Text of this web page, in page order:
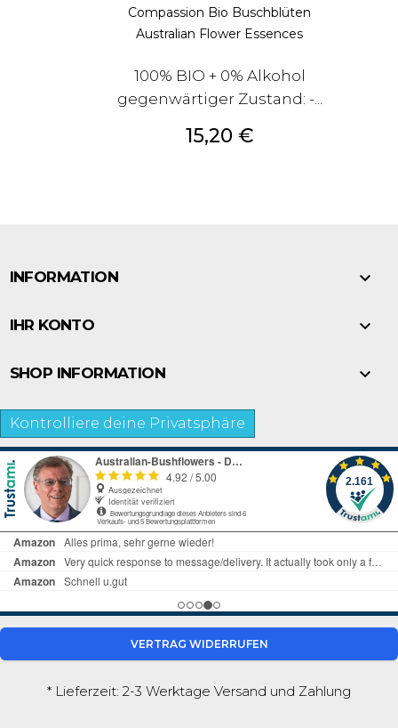
Compassion Bio Buschblüten
Australian Flower Essences
100% BIO + 0% Alkohol
gegenwärtiger Zustand: -...
Preis
15,20 €
INFORMATION 
IHR KONTO 
SHOP INFORMATION 
Kontrolliere deine Privatsphäre
VERTRAG WIDERRUFEN
* Lieferzeit: 2-3 Werktage Versand und Zahlung